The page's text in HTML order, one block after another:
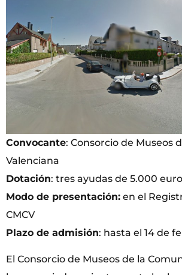
Convocante: Consorcio de Museos
Valenciana
Dotación: tres ayudas de 5.000
Modo de presentación: en el
CMCV
Plazo de admisión: hasta el 14 de
El Consorcio de Museos de la